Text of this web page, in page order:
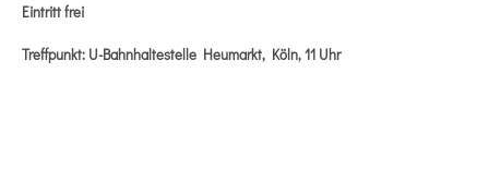
Eintritt frei
Treffpunkt: U-Bahnhaltestelle Heumarkt, Köln,11 Uhr